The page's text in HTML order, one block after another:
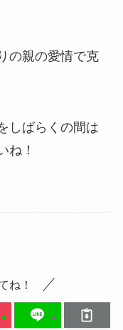
の親の愛情で克
しばらくの間は
ね！
ね！